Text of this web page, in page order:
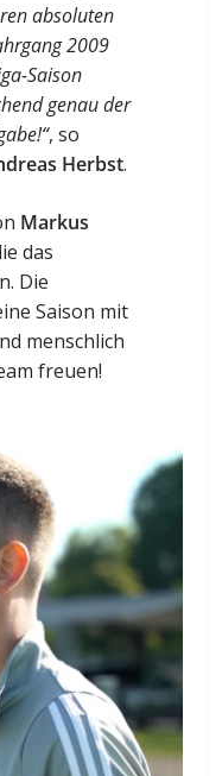
absoluten
2009
Saison
genau der
, so
Herbst.
Markus
das
Die
Saison mit
menschlich
freuen!